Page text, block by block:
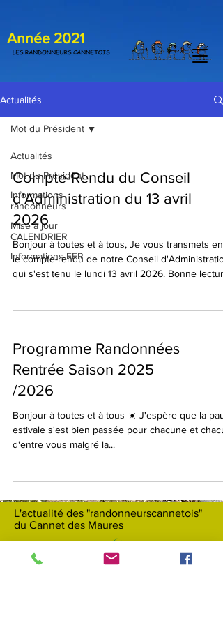
Année 2021
Actualités
Actualités
Mot du Président
Informations
randonneurs
Mise à jour
CALENDRIER
Informations FFR
Mot du Président
Compte-Rendu du Conseil
d'Administration du 13 avril
2026
Bonjour à toutes et à tous, Je vous transmets en
le compte-rendu de notre Conseil
qui s'est tenu le lundi 13 avril 2026. Bonne lecture
Programme Randonnées
Rentrée Saison 2025
/2026
Bonjour à toutes et à tous ☀️ J'espère que la
estivale s'est bien passée pour chacune et
d'entre vous malgré la...
L'actualité des "randonneurscannetois"
du Cannet des Maures